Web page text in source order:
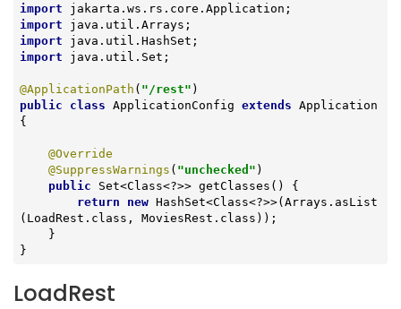
import
import
import
import java.util.Set;
@ApplicationPath ( "/rest"
public
class ApplicationConfig extends Application
{
@Override
@SuppressWarnings ( "unchecked" )
public Set<Class<?>> getClasses() {
return
new HashSet<Class<?>>(Arrays.asList
(LoadRest.class, MoviesRest.class));
}
LoadRest